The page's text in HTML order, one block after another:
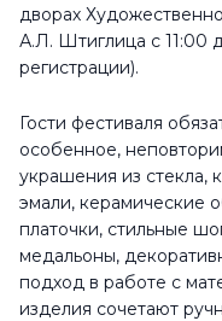
дворах
А.Л. Штиглица с 11:00
регистрации).
Гости фестиваля
особенное,
украшения из стекла,
эмали, керамические
платочки, стильные
медальоны,
подход в работе с
изделия сочетают